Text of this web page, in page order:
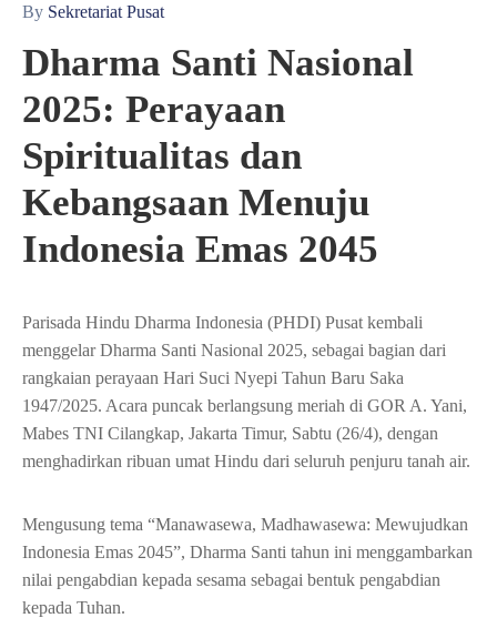
By Sekretariat Pusat
Dharma Santi Nasional
2025: Perayaan
Spiritualitas dan
Kebangsaan Menuju
Indonesia Emas 2045
Parisada Hindu Dharma Indonesia (PHDI) Pusat kembali
menggelar Dharma Santi Nasional 2025, sebagai bagian dari
rangkaian perayaan Hari Suci Nyepi Tahun Baru Saka
1947/2025. Acara puncak berlangsung meriah di GOR A. Yani,
Mabes TNI Cilangkap, Jakarta Timur, Sabtu (26/4), dengan
menghadirkan ribuan umat Hindu dari seluruh penjuru tanah air.
Mengusung tema “Manawasewa, Madhawasewa: Mewujudkan
Indonesia Emas 2045”, Dharma Santi tahun ini menggambarkan
nilai pengabdian kepada sesama sebagai bentuk pengabdian
kepada Tuhan.